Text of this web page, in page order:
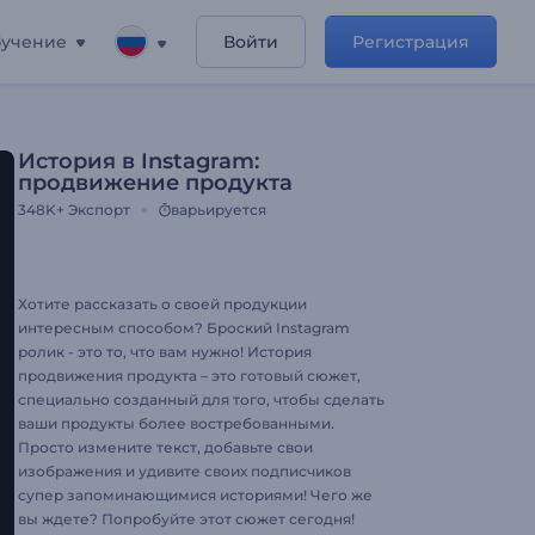
Войти Регистрация
История в Instagram:
продвижение продукта
348K+ Экспорт варьируется
Хотите рассказать о своей продукции
интересным способом? Броский Instagram
ролик - это то, что вам нужно! История
продвижения продукта – это готовый сюжет,
специально созданный для того, чтобы сделать
ваши продукты более востребованными.
Просто измените текст, добавьте свои
изображения и удивите своих подписчиков
супер запоминающимися историями! Чего же
вы ждете? Попробуйте этот сюжет сегодня!